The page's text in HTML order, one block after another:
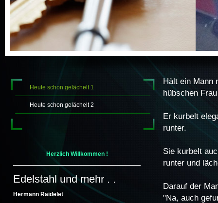
Heute schon gelächelt 1
Heute schon gelächelt 2
Herzlich Willkommen !
Edelstahl und mehr . .
Hermann Raidelet
Hält ein Mann
hübschen
Er kurbelt
runter.
Sie kurbelt
runter und
Darauf der
"Na, auch